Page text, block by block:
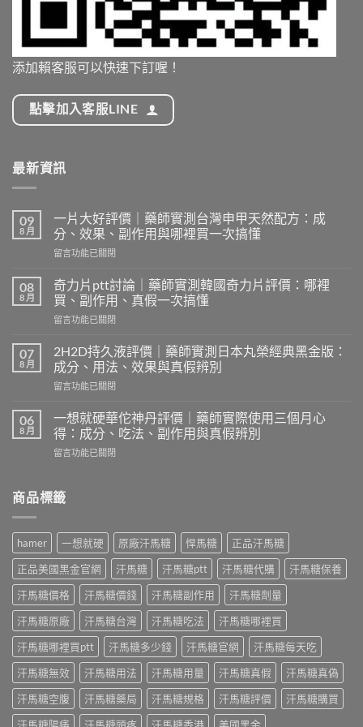
添加賴客服可以快速下訂喔！
點擊加入客服LINE
最新資訊
09
8 月
一片大好評價｜藥師實測台灣申甲天然配方：成
分、效果、副作用與哪裡買一次搞懂
在
片
大
好
評
｜
藥
師
實
台
灣
甲
配
分、
效
果、
副
作
用
與
哪
裡
買
一
次
搞
懂〉
留言功能已關閉
08
8 月
奇力片ptt討論｜藥師實測韓國奇力片評價：哪裡
買、副作用、真假一次搞懂
在
力
片
ptt
討
｜
藥
師
實
國
評
價：
哪
裡
買、
副
作
用、
真
假
一
次
搞
留言功能已關閉
07
8 月
2H2D持久液評價｜藥師實測日本丸榮經典黑金版：
成分、用法、效果與真假辨別
在
久
液
評
藥
測
日
本
丸
榮
經
典
黑
金
版：
成
分、
用
法、
留言功能已關閉
06
8 月
一想就硬華佗神丹評價｜藥師實際使用三個月心
得：成分、吃法、副作用與真假辨別
在
就
硬
佗
丹
評
價
｜
藥
師
實
際
使
用
三
個
留言功能已關閉
商品標籤
hamer 一想就硬 原廠汗馬糖 悍馬糖
正品汗馬糖
正品美國黑金官網
汗馬糖 汗馬糖ptt 汗馬糖代購
汗馬糖保養
汗馬糖價格
汗馬糖價錢 汗馬糖副作用
汗馬糖劑量
汗馬糖原廠
汗馬糖台灣 汗馬糖吃法
汗馬糖哪裡買
汗馬糖哪裡買ptt
汗馬糖多少錢 汗馬糖官網
汗馬糖每天吃
汗馬糖無效
汗馬糖用法 汗馬糖用量 汗馬糖真假
汗馬糖真偽
汗馬糖空腹
汗馬糖藥局 汗馬糖規格 汗馬糖評價
汗馬糖購買
汗馬糖陽痿
汗馬糖頭疼 汗馬糖香港 美國黑金